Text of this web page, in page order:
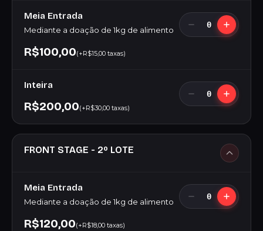
Meia Entrada
Mediante a doação de 1kg de alimento
R$100,00(+R$15,00 taxas)
0
Inteira
R$200,00(+R$30,00 taxas)
0
FRONT STAGE - 2º LOTE
Meia Entrada
Mediante a doação de 1kg de alimento
R$120,00(+R$18,00 taxas)
0